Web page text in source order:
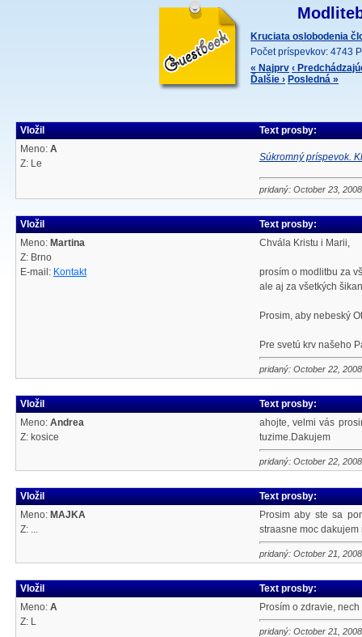
Kruciata oslobodenia
Počet príspevkov: 4743
« Najprv ‹
Ďalšie › Posledná »
Vložil
Meno: A
Z: Le
Text prosby:
Súkromný príspevok.
pridaný: October 23, 2008
Vložil
Meno: Martina
Z: Brno
E-mail: Kontakt
Text prosby:
Chvála Kristu i Marii,
prosím o modlitbu za
ale aj za všetkých
Prosim, aby nebeský
Pre svetú krv našeho
pridaný: October 22, 2008
Vložil
Meno: Andrea
Z: kosice
Text prosby:
ahojte, velmi vás
tuzime.Dakujem
pridaný: October 22, 2008
Vložil
Meno: MAJKA
Z: ...
Text prosby:
Prosim aby ste sa
straasne moc dakujem
pridaný: October 21, 2008
Vložil
Meno: A
Z: L
Text prosby:
Prosím o zdravie,
pridaný: October 21, 2008